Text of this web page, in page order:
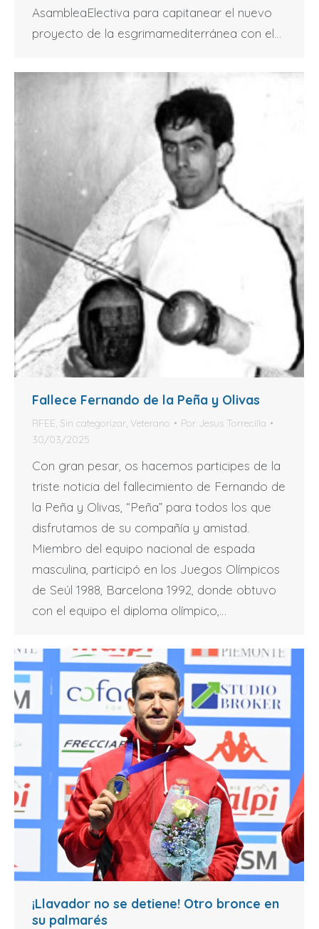
AsambleaElectiva para capitanear el nuevo
proyecto de la esgrimamediterránea con el…
Fallece Fernando de la Peña y Olivas
RFEE, Sin categorizar, Veterano Por Jesus Torrecilla
30/03/2025
Con gran pesar, os hacemos participes de la
triste noticia del fallecimiento de Fernando de
la Peña y Olivas, “Peña” para todos los que
disfrutamos de su compañía y amistad.
Miembro del equipo nacional de espada
masculina, participó en los Juegos Olímpicos
de Seúl 1988, Barcelona 1992, donde obtuvo
con el equipo el diploma olímpico,…
¡Llavador no se detiene! Otro bronce en
su palmarés